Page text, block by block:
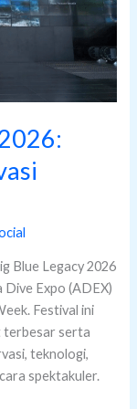
Blue Legacy 2026
Dive Expo (ADEX)
Festival ini
terbesar serta
teknologi,
spektakuler.